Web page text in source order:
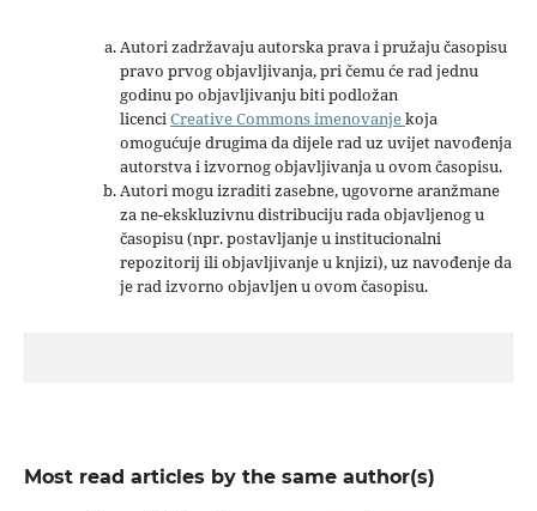
Autori zadržavaju autorska prava i pružaju časopisu
pravo prvog objavljivanja, pri čemu će rad jednu
godinu po objavljivanju biti podložan
licenciCreative Commons imenovanjekoja
omogućuje drugima da dijele rad uz uvijet navođenja
autorstva i izvornog objavljivanja u ovom časopisu.
Autori mogu izraditi zasebne, ugovorne aranžmane
za ne-ekskluzivnu distribuciju rada objavljenog u
časopisu (npr. postavljanje u institucionalni
repozitorij ili objavljivanje u knjizi), uz navođenje da
je rad izvorno objavljen u ovom časopisu.
Most read articles by the same author(s)